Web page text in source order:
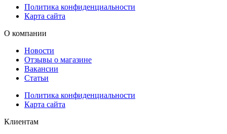
Политика конфиденциальности
Карта сайта
О компании
Новости
Отзывы о магазине
Вакансии
Статьи
Политика конфиденциальности
Карта сайта
Клиентам